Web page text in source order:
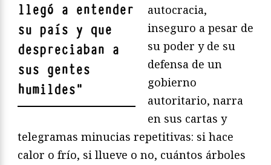
llegó a entender
su país y que
despreciaban a
sus gentes
humildes"
autocracia,
inseguro a pesar de
su poder y de su
defensa de un
gobierno
autoritario, narra
en sus cartas y
telegramas minucias repetitivas: si hace
calor o frío, si llueve o no, cuántos árboles